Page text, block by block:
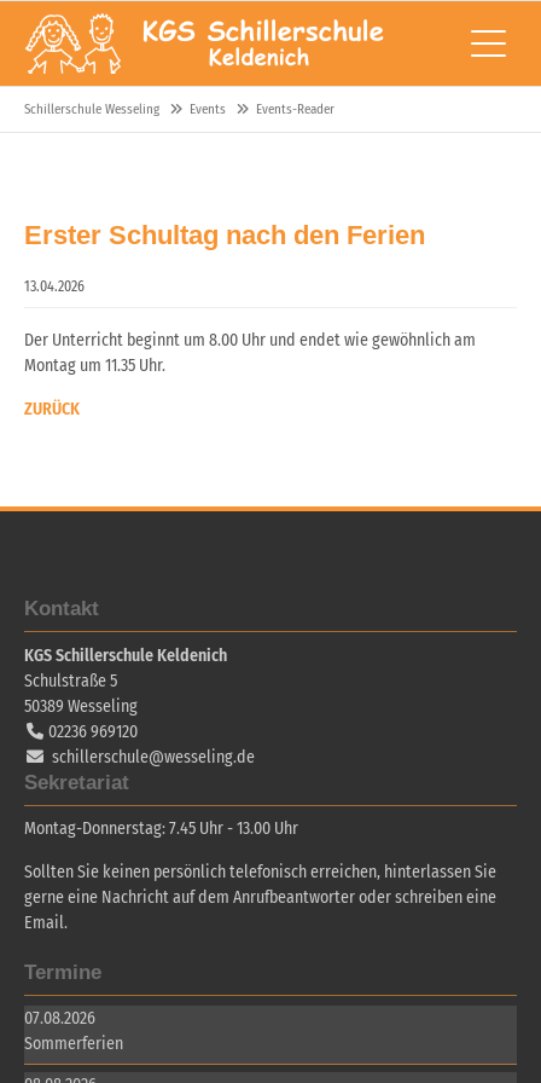
Schillerschule Wesseling Events Events-Reader
Erster Schultag nach den Ferien
13.04.2026
Der Unterricht beginnt um 8.00 Uhr und endet wie gewöhnlich am
Montag um 11.35 Uhr.
ZURÜCK
Kontakt
KGS Schillerschule Keldenich
Schulstraße 5
50389 Wesseling
02236 969120
schillerschule@wesseling.de
Sekretariat
Montag-Donnerstag: 7.45 Uhr - 13.00 Uhr
Sollten Sie keinen persönlich telefonisch erreichen, hinterlassen Sie
gerne eine Nachricht auf dem Anrufbeantworter oder schreiben eine
Email.
Termine
07.08.2026
Sommerferien